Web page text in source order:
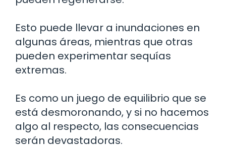
Esto puede llevar a inundaciones en
algunas áreas, mientras que otras
pueden experimentar sequías
extremas.
Es como un juego de equilibrio que se
está desmoronando, y si no hacemos
algo al respecto, las consecuencias
serán devastadoras.